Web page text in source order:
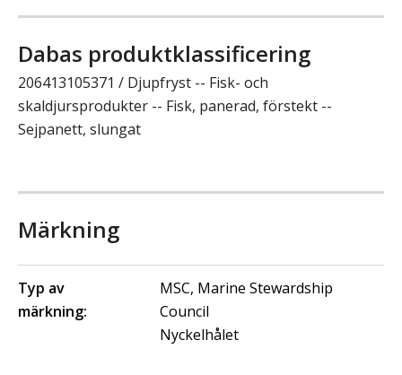
Dabas produktklassificering
206413105371 / Djupfryst -- Fisk- och
skaldjursprodukter -- Fisk, panerad, förstekt --
Sejpanett, slungat
Märkning
Typ av
märkning:
MSC, Marine Stewardship
Council
Nyckelhålet